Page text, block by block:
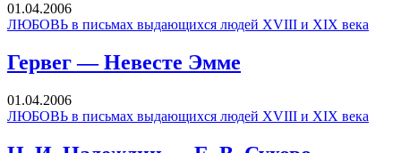
01.04.2006
ЛЮБОВЬ в письмах выдающихся людей XVIII и XIX века
Гервег — Невесте Эмме
01.04.2006
ЛЮБОВЬ в письмах выдающихся людей XVIII и XIX века